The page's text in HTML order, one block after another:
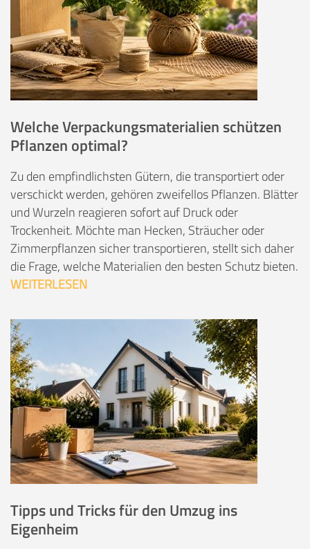
Welche Verpackungsmaterialien schützen
Pflanzen optimal?
Zu den empfindlichsten Gütern, die transportiert oder
verschickt werden, gehören zweifellos Pflanzen. Blätter
und Wurzeln reagieren sofort auf Druck oder
Trockenheit. Möchte man Hecken, Sträucher oder
Zimmerpflanzen sicher transportieren, stellt sich daher
die Frage, welche Materialien den besten Schutz bieten.
WEITERLESEN
Tipps und Tricks für den Umzug ins
Eigenheim